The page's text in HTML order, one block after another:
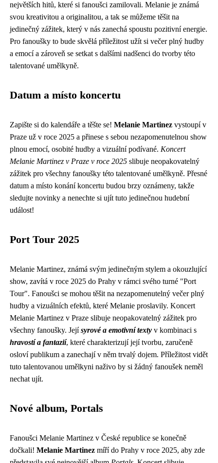
největších hitů, které si fanoušci zamilovali. Melanie je známá
svou kreativitou a originalitou, a tak se můžeme těšit na
jedinečný zážitek, který v nás zanechá spoustu pozitivní energie.
Pro fanoušky to bude skvělá příležitost užít si večer plný hudby
a emocí a zároveň se setkat s dalšími nadšenci do tvorby této
talentované umělkyně.
Datum a místo koncertu
Zapište si do kalendáře a těšte se! Melanie Martinez vystoupí v
Praze už v roce 2025 a přinese s sebou nezapomenutelnou show
plnou emocí, osobité hudby a vizuální podívané. Koncert
Melanie Martinez v Praze v roce 2025 slibuje neopakovatelný
zážitek pro všechny fanoušky této talentované umělkyně. Přesné
datum a místo konání koncertu budou brzy oznámeny, takže
sledujte novinky a nenechte si ujít tuto jedinečnou hudební
událost!
Port Tour 2025
Melanie Martinez, známá svým jedinečným stylem a okouzlující
show, zavítá v roce 2025 do Prahy v rámci svého turné "Port
Tour". Fanoušci se mohou těšit na nezapomenutelný večer plný
hudby a vizuálních efektů, které Melanie proslavily. Koncert
Melanie Martinez v Praze slibuje neopakovatelný zážitek pro
všechny fanoušky. Jejísyrové a emotivní texty v kombinaci s
hravostí a fantazií, které charakterizují její tvorbu, zaručeně
osloví publikum a zanechají v něm trvalý dojem. Příležitost vidět
tuto talentovanou umělkyni naživo by si žádný fanoušek neměl
nechat ujít.
Nové album, Portals
Fanoušci Melanie Martinez v České republice se konečně
dočkali! Melanie Martinez míří do Prahy v roce 2025, aby zde